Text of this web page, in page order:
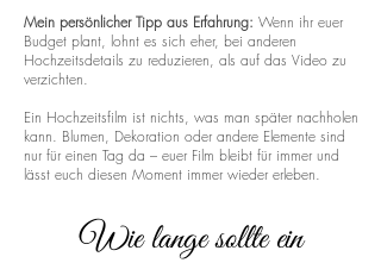
Mein persönlicher Tipp aus Erfahrung: Wenn ihr euer
Budget plant, lohnt es sich eher, bei anderen
Hochzeitsdetails zu reduzieren, als auf das Video zu
verzichten.
Ein Hochzeitsfilm ist nichts, was man später nachholen
kann. Blumen, Dekoration oder andere Elemente sind
nur für einen Tag da – euer Film bleibt für immer und
lässt euch diesen Moment immer wieder erleben.
Wie lange sollte ein